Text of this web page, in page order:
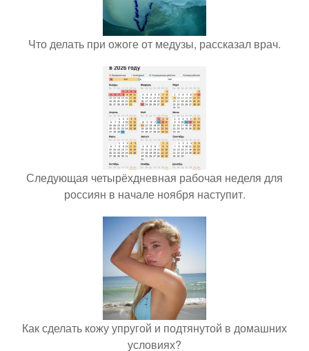
Что делать при ожоге от медузы, рассказал врач.
Следующая четырёхдневная рабочая неделя для
россиян в начале ноября наступит.
Как сделать кожу упругой и подтянутой в домашних
условиях?